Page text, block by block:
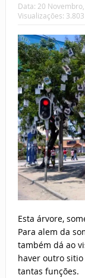
Data: 20
Visualizações:
Esta árvore,
Para alem da
também dá ao
haver outro
tantas funções.